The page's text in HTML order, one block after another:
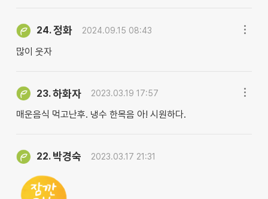
24.정화 2024.09.15 08:43
많이 웃자
23.하화자 2023.03.19 17:57
매운음식 먹고난후. 냉수 한목음 아! 시원하다.
22. 박경숙 2023.03.17 21:31